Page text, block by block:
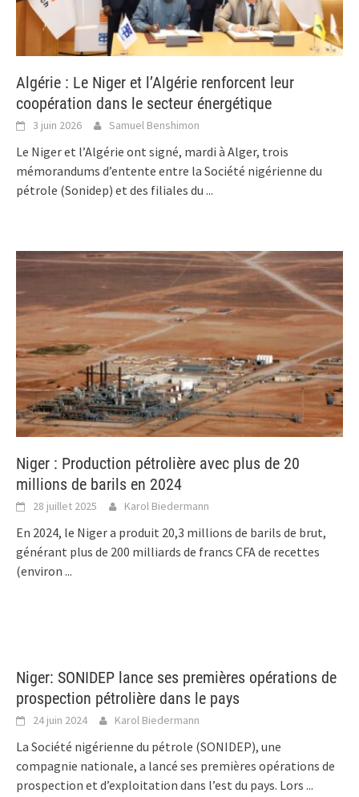
Algérie : Le Niger et l’Algérie renforcent leur
coopération dans le secteur énergétique
3 juin 2026 Samuel Benshimon
Le Niger et l’Algérie ont signé, mardi à Alger, trois
mémorandums d’entente entre la Société nigérienne du
pétrole (Sonidep) et des filiales du ...
Niger : Production pétrolière avec plus de 20
millions de barils en 2024
28 juillet 2025 Karol Biedermann
En 2024, le Niger a produit 20,3 millions de barils de brut,
générant plus de 200 milliards de francs CFA de recettes
(environ ...
Niger: SONIDEP lance ses premières opérations de
prospection pétrolière dans le pays
24 juin 2024 Karol Biedermann
La Société nigérienne du pétrole (SONIDEP), une
compagnie nationale, a lancé ses premières opérations de
prospection et d’exploitation dans l’est du pays. Lors ...